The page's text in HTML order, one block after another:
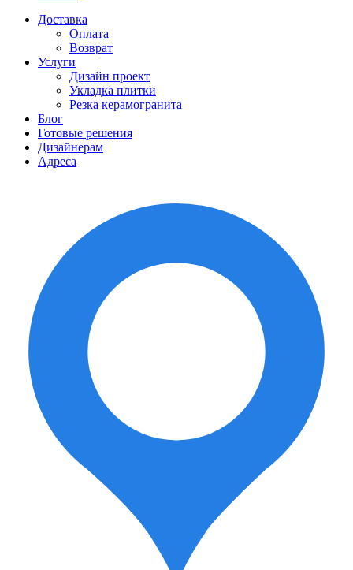
Доставка
Оплата
Возврат
Услуги
Дизайн проект
Укладка плитки
Резка керамогранита
Блог
Готовые решения
Дизайнерам
Адреса